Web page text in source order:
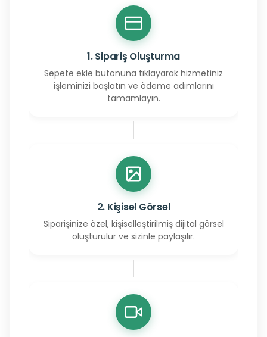
1. Sipariş Oluşturma
Sepete ekle butonuna tıklayarak hizmetiniz
işleminizi başlatın ve ödeme adımlarını
tamamlayın.
2. Kişisel Görsel
Siparişinize özel, kişiselleştirilmiş dijital görsel
oluşturulur ve sizinle paylaşılır.